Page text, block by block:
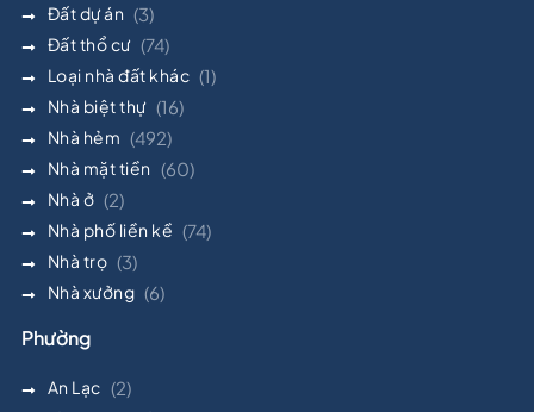
Đất dự án (3)
Đất thổ cư (74)
Loại nhà đất khác (1)
Nhà biệt thự (16)
Nhà hẻm (492)
Nhà mặt tiền (60)
Nhà ở (2)
Nhà phố liền kề (74)
Nhà trọ (3)
Nhà xưởng (6)
Phường
An Lạc (2)